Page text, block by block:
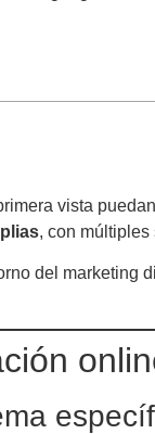
vista
, con múltiples
del marketing